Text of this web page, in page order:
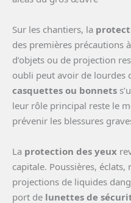
Sur les chantiers, la
des premières précautions
d’objets ou de projection
oubli peut avoir de lourdes
casquettes ou bonnets
leur rôle principal reste le
prévenir les blessures
La protection des yeux
capitale. Poussières,
projections de liquides
port de lunettes de